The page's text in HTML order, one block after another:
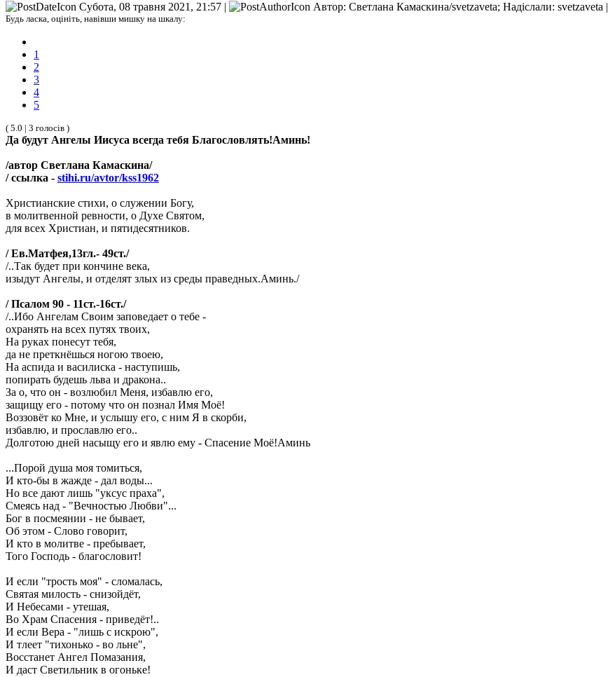
Субота, 08 травня 2021, 21:57 | Автор: Светлана Камаскина/svetzaveta; Надіслали: svetzaveta |
Будь ласка, оцініть, навівши мишку на шкалу:
1
2
3
4
5
( 5.0 | 3 голосів )
Да будут Ангелы Иисуса всегда тебя Благословлять!Аминь!
/автор Светлана Камаскина/
/ ссылка - stihi.ru/avtor/kss1962
Христианские стихи, о служении Богу,
в молитвенной ревности, о Духе Святом,
для всех Христиан, и пятидесятников.
/ Ев.Матфея,13гл.- 49ст./
/..Так будет при кончине века,
изыдут Ангелы, и отделят злых из среды праведных.Аминь./
/ Псалом 90 - 11ст.-16ст./
/..Ибо Ангелам Своим заповедает о тебе -
охранять на всех путях твоих,
На руках понесут тебя,
да не преткнёшься ногою твоею,
На аспида и василиска - наступишь,
попирать будешь льва и дракона..
За о, что он - возлюбил Меня, избавлю его,
защищу его - потому что он познал Имя Моё!
Воззовёт ко Мне, и услышу его, с ним Я в скорби,
избавлю, и прославлю его..
Долготою дней насыщу его и явлю ему - Спасение Моё!Аминь
...Порой душа моя томиться,
И кто-бы в жажде - дал воды...
Но все дают лишь "уксус праха",
Смеясь над - "Вечностью Любви"...
Бог в посмеянии - не бывает,
Об этом - Слово говорит,
И кто в молитве - пребывает,
Того Господь - благословит!
И если "трость моя" - сломалась,
Святая милость - снизойдёт,
И Небесами - утешая,
Во Храм Спасения - приведёт!..
И если Вера - "лишь с искрою",
И тлеет "тихонько - во льне",
Восстанет Ангел Помазания,
И даст Светильник в огоньке!